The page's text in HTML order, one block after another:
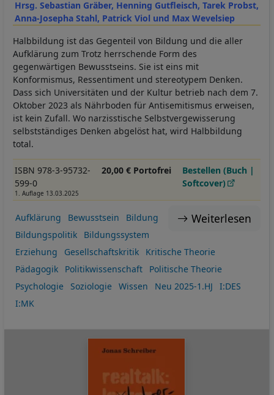
Hrsg. Sebastian Gräber, Henning Gutfleisch, Tarek Probst,
Anna-Josepha Stahl, Patrick Viol und Max Wevelsiep
Halbbildung ist das Gegenteil von Bildung und die aller
Aufklärung zum Trotz herrschende Form des
gegenwärtigen Bewusstseins. Sie ist eins mit
Konformismus, Ressentiment und stereotypem Denken.
Dass sich Universitäten und der Kultur betrieb nach dem 7.
Oktober 2023 als Nährboden für Antisemitismus erweisen,
ist kein Zufall. Wo narzisstische Selbstvergewisserung
selbstständiges Denken abgelöst hat, wird Halbbildung
total.
ISBN 978-3-95732-
599-0
1. Auflage 13.03.2025
20,00 € Portofrei
Bestellen (Buch |
Softcover)
Weiterlesen
Aufklärung Bewusstsein
Bildung
Bildungspolitik
Bildungssystem
Erziehung
Gesellschaftskritik
Kritische Theorie
Pädagogik
Politikwissenschaft
Politische Theorie
Psychologie
Soziologie Wissen Neu 2025-1.HJ
I:DES
I:MK